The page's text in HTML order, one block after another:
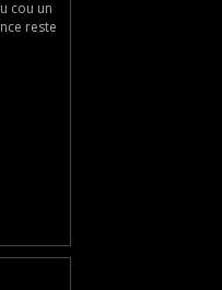
cou un
reste